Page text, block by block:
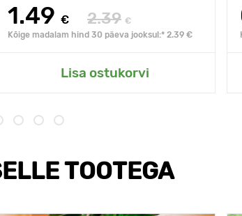
1.49 € 2.39 €
Kõige madalam hind 30 päeva jooksul:* 2.39 €
Lisa ostukorvi
TOOTEGA